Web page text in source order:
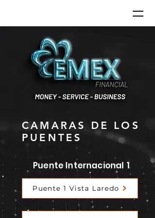
CAMARAS DE LOS
PUENTES
Puente Internacional 1
Puente 1 Vista Laredo